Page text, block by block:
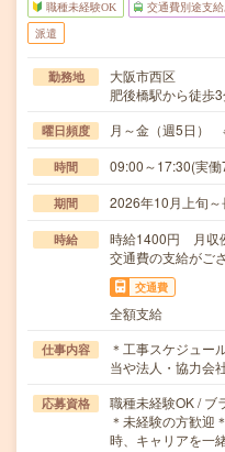
職種未経験OK 交通費別途支給
派遣
勤務地
大阪市西区
肥後橋駅から徒歩
曜日頻度 月～金（週5日）
時間 09:00～17:30(実
期間 2026年10月上旬
時給
時給1400円 月収
交通費の支給がご
交通費
全額支給
仕事内容
＊工事スケジュー
当や法人・協力会
応募資格
職種未経験OK / ブ
＊未経験の方歓迎
時、キャリアを一